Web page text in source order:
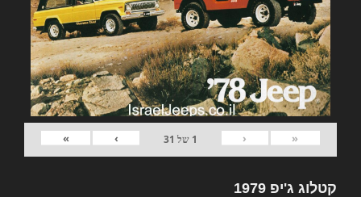
«
‹
1 של 31
›
»
קטלוג ג'יפ 1979